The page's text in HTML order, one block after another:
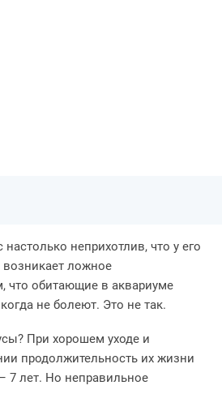
неприхотлив, что у его
ложное
что обитающие в аквариуме
не болеют. Это не так.
При хорошем уходе и
продолжительность их жизни
7 лет. Но неправильное